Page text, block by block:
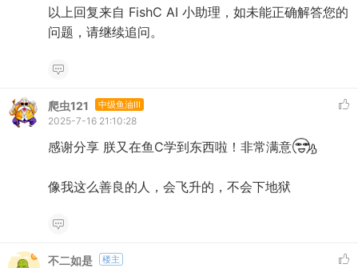
以上回复来自 FishC AI 小助理，如未能正确解答您的
问题，请继续追问。
爬虫121 中级鱼油III
2025-7-16 21:10:28
感谢分享 朕又在鱼C学到东西啦！非常满意
像我这么善良的人，会飞升的，不会下地狱
不二如是 楼主